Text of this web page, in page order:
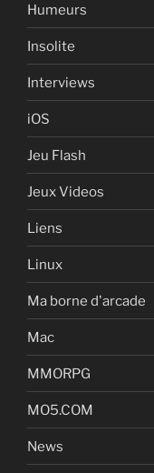
Humeurs
Insolite
Interviews
iOS
Jeu Flash
Jeux Videos
Liens
Linux
Ma borne d'arcade
Mac
MMORPG
MO5.COM
News